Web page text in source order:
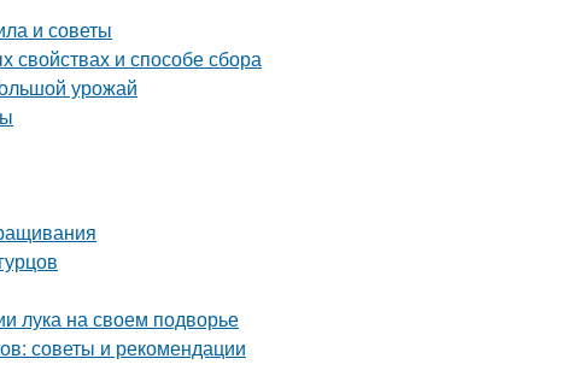
и советы
свойствах и способе сбора
урожай
лука на своем подворье
советы и рекомендации